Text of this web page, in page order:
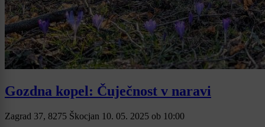
Gozdna kopel: Čuječnost v naravi
Zagrad 37, 8275 Škocjan 10. 05. 2025 ob 10:00